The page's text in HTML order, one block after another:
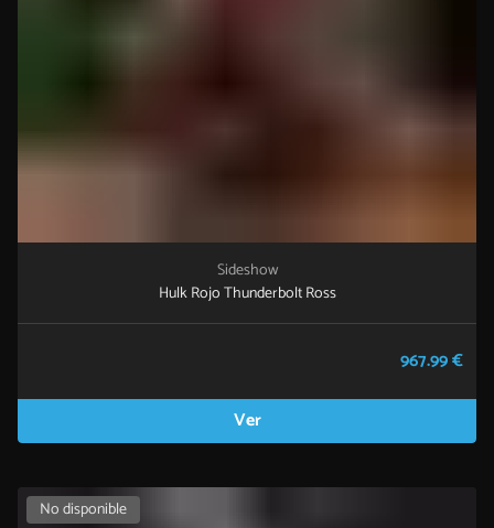
Sideshow
Hulk Rojo Thunderbolt Ross
967.99 €
Ver
No disponible